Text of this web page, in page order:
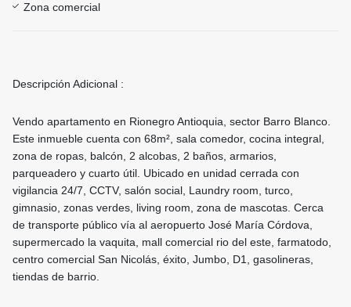
Zona comercial
Descripción Adicional :
Vendo apartamento en Rionegro Antioquia, sector Barro Blanco.
Este inmueble cuenta con 68m², sala comedor, cocina integral,
zona de ropas, balcón, 2 alcobas, 2 baños, armarios,
parqueadero y cuarto útil. Ubicado en unidad cerrada con
vigilancia 24/7, CCTV, salón social, Laundry room, turco,
gimnasio, zonas verdes, living room, zona de mascotas. Cerca
de transporte público vía al aeropuerto José María Córdova,
supermercado la vaquita, mall comercial rio del este, farmatodo,
centro comercial San Nicolás, éxito, Jumbo, D1, gasolineras,
tiendas de barrio.